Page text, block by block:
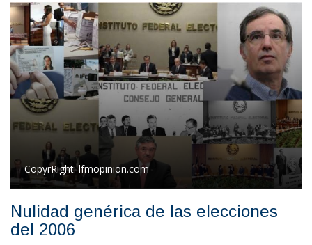
CopyrRight:lfmopinion.com
Nulidad genérica de las elecciones
del 2006